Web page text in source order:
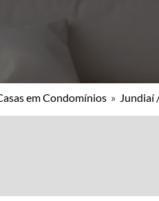
em Condomínios » Jundiaí